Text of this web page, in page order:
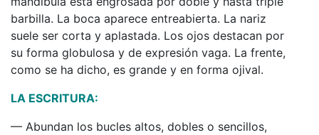
barbilla. La boca aparece entreabierta. La nariz
suele ser corta y aplastada. Los ojos destacan por
su forma globulosa y de expresión vaga. La frente,
como se ha dicho, es grande y en forma ojival.
LA ESCRITURA:
— Abundan los bucles altos, dobles o sencillos,